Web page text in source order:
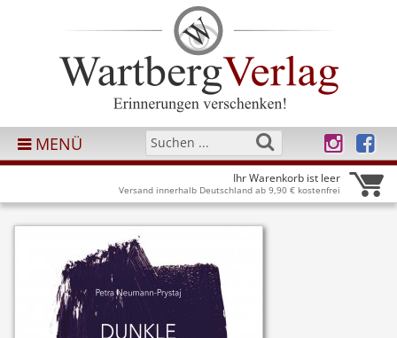
MENÜ
Ihr Warenkorb ist leer
Versand innerhalb Deutschland ab 9,90 € kostenfrei